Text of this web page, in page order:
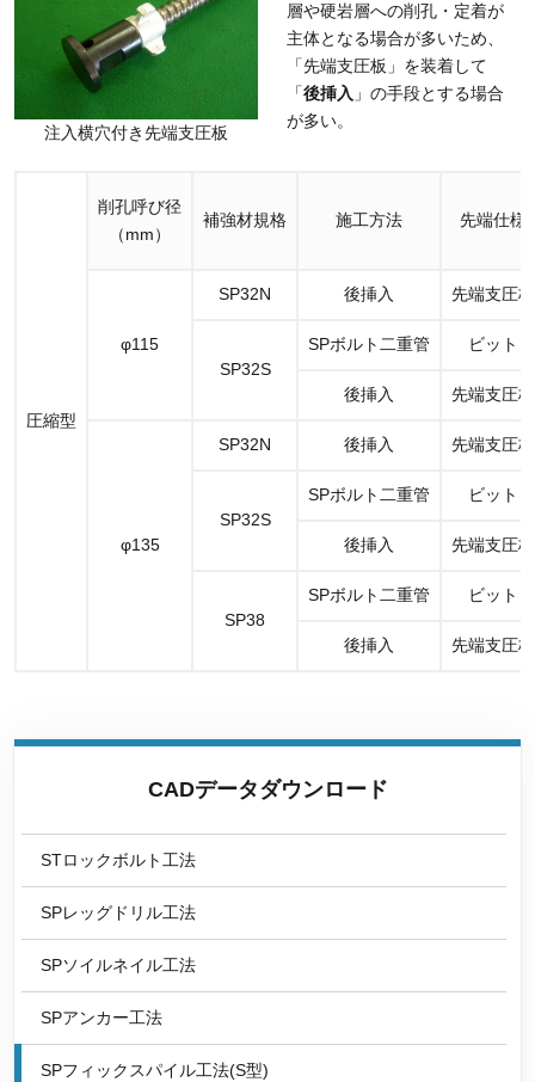
注入横穴付き先端支圧板
層や硬岩層への削孔・定着が
主体となる場合が多いため、
「先端支圧板」を装着して
「後挿入 」の手段とする場合
が多い。
圧縮型
削孔呼び径
（mm）
補強材規格 施工方法 先端仕様
φ115
SP32N 後挿入 先端支圧板
SP32S
SPボルト二重管 ビット
後挿入 先端支圧板
φ135
SP32N 後挿入 先端支圧板
SP32S
SPボルト二重管 ビット
後挿入 先端支圧板
SP38
SPボルト二重管 ビット
後挿入 先端支圧板
CADデータダウンロード
STロックボルト工法
SPレッグドリル工法
SPソイルネイル工法
SPアンカー工法
SPフィックスパイル工法(S型)